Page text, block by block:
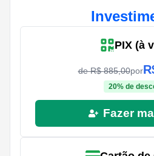
PIX (à
de R$885,00por
20% de
Fazer